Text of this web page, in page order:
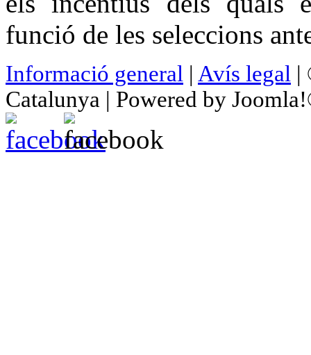
funció de les seleccions
Informació general | Avís legal |
Catalunya | Powered by